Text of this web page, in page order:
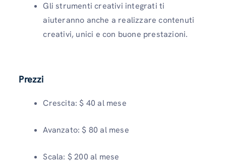
Gli strumenti creativi integrati ti
aiuteranno anche a realizzare contenuti
creativi, unici e con buone prestazioni.
Prezzi
Crescita: $ 40 al mese
Avanzato: $ 80 al mese
Scala: $ 200 al mese